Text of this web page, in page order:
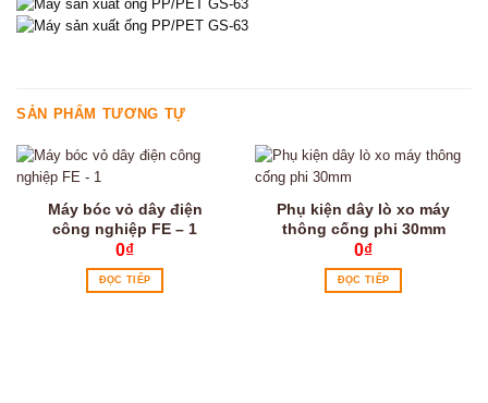
SẢN PHẨM TƯƠNG TỰ
Máy bóc vỏ dây điện
công nghiệp FE – 1
0₫
ĐỌC TIẾP
Phụ kiện dây lò xo máy
thông cống phi 30mm
0₫
ĐỌC TIẾP